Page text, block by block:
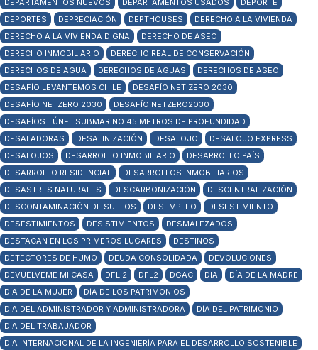
DEPARTAMENTOS NUEVOS
DEPARTAMENTOS USADOS
DEPORTE
DEPORTES
DEPRECIACIÓN DEPTHOUSES
DERECHO A LA VIVIENDA
DERECHO A LA VIVIENDA DIGNA
DERECHO DE ASEO
DERECHO INMOBILIARIO
DERECHO REAL DE CONSERVACIÓN
DERECHOS DE AGUA
DERECHOS DE AGUAS
DERECHOS DE ASEO
DESAFÍO LEVANTEMOS CHILE
DESAFÍO NET ZERO 2030
DESAFÍO NETZERO 2030
DESAFÍO NETZERO2030
DESAFÍOS TÚNEL SUBMARINO 45 METROS DE PROFUNDIDAD
DESALADORAS
DESALINIZACIÓN DESALOJO
DESALOJO EXPRESS
DESALOJOS
DESARROLLO INMOBILIARIO
DESARROLLO PAÍS
DESARROLLO RESIDENCIAL
DESARROLLOS INMOBILIARIOS
DESASTRES NATURALES
DESCARBONIZACIÓN
DESCENTRALIZACIÓN
DESCONTAMINACIÓN DE SUELOS
DESEMPLEO
DESESTIMIENTO
DESESTIMIENTOS
DESISTIMIENTOS
DESMALEZADOS
DESTACAN EN LOS PRIMEROS LUGARES
DESTINOS
DETECTORES DE HUMO
DEUDA CONSOLIDADA
DEVOLUCIONES
DEVUELVEME MI CASA
DFL 2 DFL2 DGAC DIA
DÍA DE LA MADRE
DÍA DE LA MUJER
DÍA DE LOS PATRIMONIOS
DÍA DEL ADMINISTRADOR Y ADMINISTRADORA
DÍA DEL PATRIMONIO
DÍA DEL TRABAJADOR
DÍA INTERNACIONAL DE LA INGENIERÍA PARA EL DESARROLLO SOSTENIBLE